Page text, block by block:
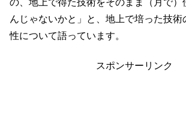
の、地上で得た技術をそのまま（月で）
んじゃないかと」と、地上で培った技
性について語っています。
スポンサーリンク